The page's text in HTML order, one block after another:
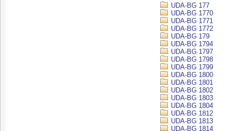
UDA-BG 177
UDA-BG 1770
UDA-BG 1771
UDA-BG 1772
UDA-BG 179
UDA-BG 1794
UDA-BG 1797
UDA-BG 1798
UDA-BG 1799
UDA-BG 1800
UDA-BG 1801
UDA-BG 1802
UDA-BG 1803
UDA-BG 1804
UDA-BG 1812
UDA-BG 1813
UDA-BG 1814